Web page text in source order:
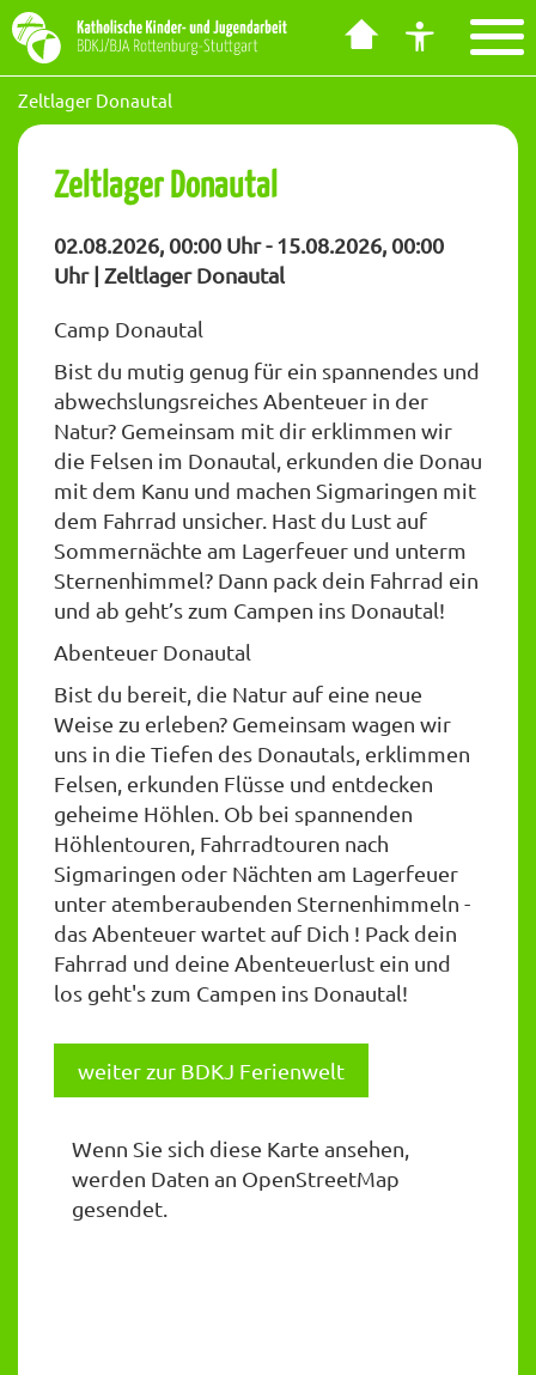
Barrierefreiheit Dashboard öffnen
Hauptnavigation anzeigen
zum Inhalt springen
Tastenkombinationen anzeigen
Zeltlager Donautal
Zeltlager Donautal
02.08.2026, 00:00 Uhr - 15.08.2026, 00:00
Uhr | Zeltlager Donautal
Camp Donautal
Bist du mutig genug für ein spannendes und
abwechslungsreiches Abenteuer in der
Natur? Gemeinsam mit dir erklimmen wir
die Felsen im Donautal, erkunden die Donau
mit dem Kanu und machen Sigmaringen mit
dem Fahrrad unsicher. Hast du Lust auf
Sommernächte am Lagerfeuer und unterm
Sternenhimmel? Dann pack dein Fahrrad ein
und ab geht’s zum Campen ins Donautal!
Abenteuer Donautal
Bist du bereit, die Natur auf eine neue
Weise zu erleben? Gemeinsam wagen wir
uns in die Tiefen des Donautals, erklimmen
Felsen, erkunden Flüsse und entdecken
geheime Höhlen. Ob bei spannenden
Höhlentouren, Fahrradtouren nach
Sigmaringen oder Nächten am Lagerfeuer
unter atemberaubenden Sternenhimmeln -
das Abenteuer wartet auf Dich ! Pack dein
Fahrrad und deine Abenteuerlust ein und
los geht's zum Campen ins Donautal!
weiter zur BDKJ Ferienwelt
Wenn Sie sich diese Karte ansehen,
werden Daten an OpenStreetMap
gesendet.